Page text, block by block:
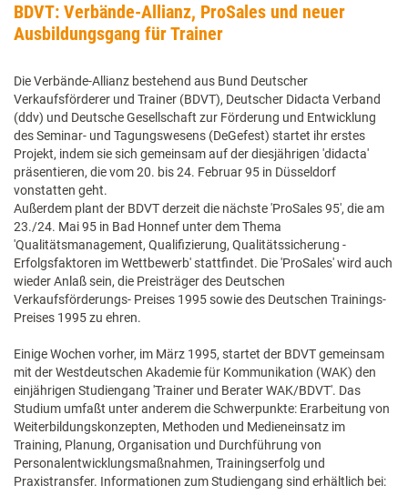
BDVT: Verbände-Allianz, ProSales und neuer
Ausbildungsgang für Trainer
Die Verbände-Allianz bestehend aus Bund Deutscher
Verkaufsförderer und Trainer (BDVT), Deutscher Didacta Verband
(ddv) und Deutsche Gesellschaft zur Förderung und Entwicklung
des Seminar- und Tagungswesens (DeGefest) startet ihr erstes
Projekt, indem sie sich gemeinsam auf der diesjährigen 'didacta'
präsentieren, die vom 20. bis 24. Februar 95 in Düsseldorf
vonstatten geht.
Außerdem plant der BDVT derzeit die nächste 'ProSales 95', die am
23./24. Mai 95 in Bad Honnef unter dem Thema
'Qualitätsmanagement, Qualifizierung, Qualitätssicherung -
Erfolgsfaktoren im Wettbewerb' stattfindet. Die 'ProSales' wird auch
wieder Anlaß sein, die Preisträger des Deutschen
Verkaufsförderungs- Preises 1995 sowie des Deutschen Trainings-
Preises 1995 zu ehren.
Einige Wochen vorher, im März 1995, startet der BDVT gemeinsam
mit der Westdeutschen Akademie für Kommunikation (WAK) den
einjährigen Studiengang 'Trainer und Berater WAK/BDVT'. Das
Studium umfaßt unter anderem die Schwerpunkte: Erarbeitung von
Weiterbildungskonzepten, Methoden und Medieneinsatz im
Training, Planung, Organisation und Durchführung von
Personalentwicklungsmaßnahmen, Trainingserfolg und
Praxistransfer. Informationen zum Studiengang sind erhältlich bei: